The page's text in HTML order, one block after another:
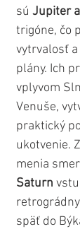
sú Jupiter
trigóne, čo
vytrvalosť
plány. Ich
vplyvom
Venuše,
praktický
ukotvenie.
menia
Saturn
späť do